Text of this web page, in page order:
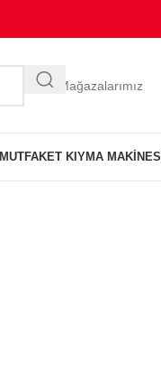
Diğer Mağazalarımız
MUTFAKET KIYMA MAKINESI